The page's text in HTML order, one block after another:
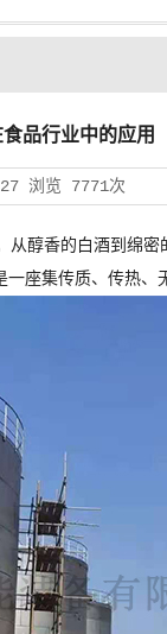
品行业中的应用
浏览 7771次
醇香的白酒到绵
座集传质、传热、